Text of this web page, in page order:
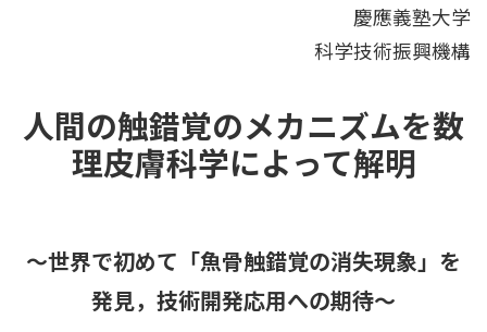
慶應義塾大学
科学技術振興機構
人間の触錯覚のメカニズムを数
理皮膚科学によって解明
～世界で初めて「魚骨触錯覚の消失現象」を
発見，技術開発応用への期待～